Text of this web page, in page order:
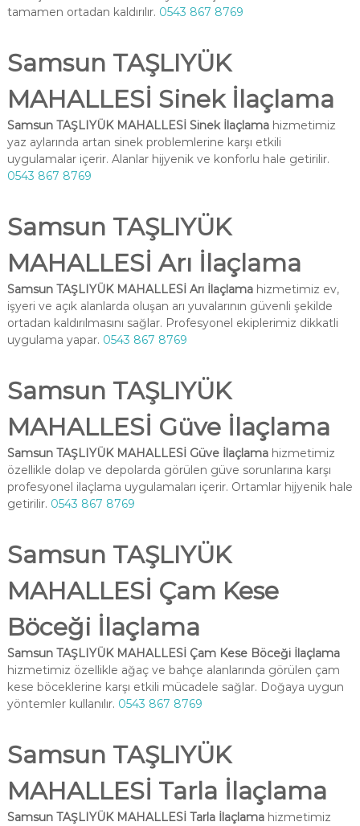
tamamen ortadan kaldırılır. 0543 867 8769
Samsun TAŞLIYÜK
MAHALLESİ Sinek İlaçlama
Samsun TAŞLIYÜK MAHALLESİ Sinek İlaçlamahizmetimiz
yaz aylarında artan sinek problemlerine karşı etkili
uygulamalar içerir. Alanlar hijyenik ve konforlu hale getirilir.
0543 867 8769
Samsun TAŞLIYÜK
MAHALLESİ Arı İlaçlama
Samsun TAŞLIYÜK MAHALLESİ Arı İlaçlamahizmetimiz ev,
işyeri ve açık alanlarda oluşan arı yuvalarının güvenli şekilde
ortadan kaldırılmasını sağlar. Profesyonel ekiplerimiz dikkatli
uygulama yapar. 0543 867 8769
Samsun TAŞLIYÜK
MAHALLESİ Güve İlaçlama
Samsun TAŞLIYÜK MAHALLESİ Güve İlaçlamahizmetimiz
özellikle dolap ve depolarda görülen güve sorunlarına karşı
profesyonel ilaçlama uygulamaları içerir. Ortamlar hijyenik hale
getirilir. 0543 867 8769
Samsun TAŞLIYÜK
MAHALLESİ Çam Kese
Böceği İlaçlama
Samsun TAŞLIYÜK MAHALLESİ Çam Kese Böceği İlaçlama
hizmetimiz özellikle ağaç ve bahçe alanlarında görülen çam
kese böceklerine karşı etkili mücadele sağlar. Doğaya uygun
yöntemler kullanılır. 0543 867 8769
Samsun TAŞLIYÜK
MAHALLESİ Tarla İlaçlama
Samsun TAŞLIYÜK MAHALLESİ Tarla İlaçlamahizmetimiz